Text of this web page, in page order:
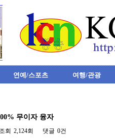
연예/스포츠 여행/관광
무이자 융자
조회 2,124회 댓글 0건